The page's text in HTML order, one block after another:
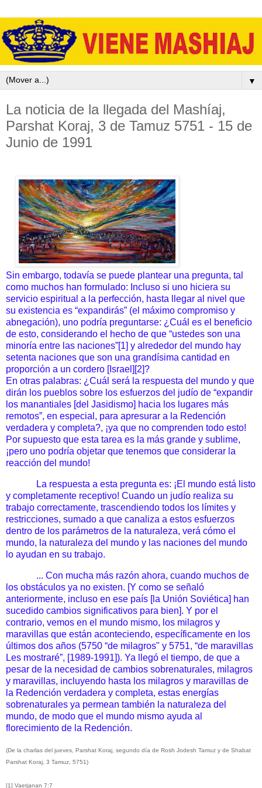
▼
La noticia de la llegada del Mashíaj,
Parshat Koraj, 3 de Tamuz 5751 - 15 de
Junio de 1991
Sin embargo, todavía se puede plantear una pregunta, tal
como muchos han formulado: Incluso si uno hiciera su
servicio espiritual a la perfección, hasta llegar al nivel que
su existencia es “expandirás” (el máximo compromiso y
abnegación), uno podría preguntarse: ¿Cuál es el beneficio
de esto, considerando el hecho de que “ustedes son una
minoría entre las naciones”[1] y alrededor del mundo hay
setenta naciones que son una grandísima cantidad en
proporción a un cordero [Israel][2]?
En otras palabras: ¿Cuál será la respuesta del mundo y que
dirán los pueblos sobre los esfuerzos del judío de “expandir
los manantiales [del Jasidismo] hacia los lugares más
remotos”, en especial, para apresurar a la Redención
verdadera y completa?, ¡ya que no comprenden todo esto!
Por supuesto que esta tarea es la más grande y sublime,
¡pero uno podría objetar que tenemos que considerar la
reacción del mundo!
La respuesta a esta pregunta es: ¡El mundo está listo
y completamente receptivo! Cuando un judío realiza su
trabajo correctamente, trascendiendo todos los límites y
restricciones, sumado a que canaliza a estos esfuerzos
dentro de los parámetros de la naturaleza, verá cómo el
mundo, la naturaleza del mundo y las naciones del mundo
lo ayudan en su trabajo.
... Con mucha más razón ahora, cuando muchos de
los obstáculos ya no existen. [Y como se señaló
anteriormente, incluso en ese país [la Unión Soviética] han
sucedido cambios significativos para bien]. Y por el
contrario, vemos en el mundo mismo, los milagros y
maravillas que están aconteciendo, específicamente en los
últimos dos años (5750 “de milagros" y 5751, “de maravillas
Les mostraré”, [1989-1991]). Ya llegó el tiempo, de que a
pesar de la necesidad de cambios sobrenaturales, milagros
y maravillas, incluyendo hasta los milagros y maravillas de
la Redención verdadera y completa, estas energías
sobrenaturales ya permean también la naturaleza del
mundo, de modo que el mundo mismo ayuda al
florecimiento de la Redención.
(De la charlas del jueves, Parshat Koraj, segundo día de Rosh Jodesh Tamuz y de Shabat
Parshat Koraj, 3 Tamuz, 5751)
[1] Vaetjanan 7:7